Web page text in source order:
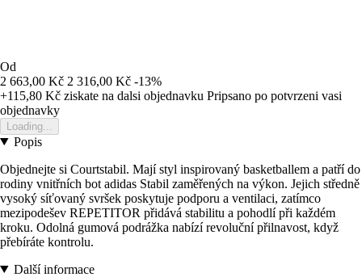
Od
2 663,00 Kč 2 316,00 Kč -13%
+115,80 Kč ziskate na dalsi objednavku Pripsano po potvrzeni vasi
objednavky
Loading...
Popis
Objednejte si Courtstabil. Mají styl inspirovaný basketballem a patří do
rodiny vnitřních bot adidas Stabil zaměřených na výkon. Jejich středně
vysoký síťovaný svršek poskytuje podporu a ventilaci, zatímco
mezipodešev REPETITOR přidává stabilitu a pohodlí při každém
kroku. Odolná gumová podrážka nabízí revoluční přilnavost, když
přebíráte kontrolu.
Další informace